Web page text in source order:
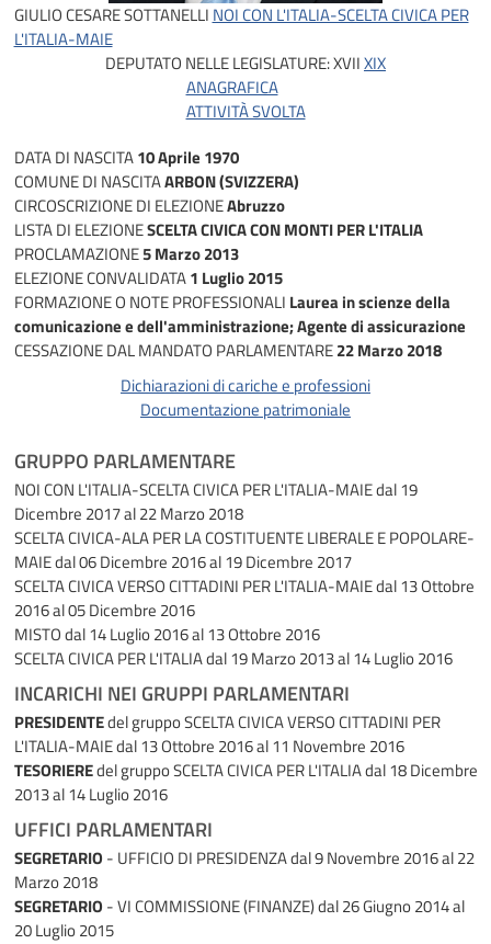
GIULIO CESARE SOTTANELLI NOI CON L'ITALIA-SCELTA CIVICA PER
L'ITALIA-MAIE
DEPUTATO NELLE LEGISLATURE:XVIIXIX
ANAGRAFICA
ATTIVITÀ SVOLTA
DATA DI NASCITA10 Aprile 1970
COMUNE DI NASCITAARBON (SVIZZERA)
CIRCOSCRIZIONE DI ELEZIONEAbruzzo
LISTA DI ELEZIONESCELTA CIVICA CON MONTI PER L'ITALIA
PROCLAMAZIONE5 Marzo 2013
ELEZIONE CONVALIDATA1 Luglio 2015
FORMAZIONE O NOTE PROFESSIONALI Laurea in scienze della
comunicazione e dell'amministrazione; Agente di assicurazione
CESSAZIONE DAL MANDATO PARLAMENTARE22 Marzo 2018
Dichiarazioni di cariche e professioni
Documentazione patrimoniale
GRUPPO PARLAMENTARE
NOI CON L'ITALIA-SCELTA CIVICA PER L'ITALIA-MAIEdal 19
Dicembre 2017 al 22 Marzo 2018
SCELTA CIVICA-ALA PER LA COSTITUENTE LIBERALE E POPOLARE-
MAIEdal 06 Dicembre 2016 al 19 Dicembre 2017
SCELTA CIVICA VERSO CITTADINI PER L'ITALIA-MAIEdal 13 Ottobre
2016 al 05 Dicembre 2016
MISTOdal 14 Luglio 2016 al 13 Ottobre 2016
SCELTA CIVICA PER L'ITALIAdal 19 Marzo 2013 al 14 Luglio 2016
INCARICHI NEI GRUPPI PARLAMENTARI
PRESIDENTEdel gruppo SCELTA CIVICA VERSO CITTADINI PER
L'ITALIA-MAIEdal 13 Ottobre 2016 al 11 Novembre 2016
TESORIEREdel gruppo SCELTA CIVICA PER L'ITALIAdal 18 Dicembre
2013 al 14 Luglio 2016
UFFICI PARLAMENTARI
SEGRETARIO - UFFICIO DI PRESIDENZAdal 9 Novembre 2016 al 22
Marzo 2018
SEGRETARIO - VI COMMISSIONE (FINANZE)dal 26 Giugno 2014 al
20 Luglio 2015